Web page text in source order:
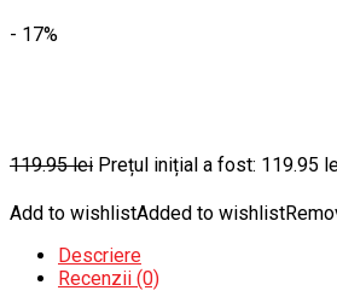
- 17%
119.95lei Prețul inițial a fost: 119.95
Add to wishlistAdded to wishlist
Descriere
Recenzii (0)